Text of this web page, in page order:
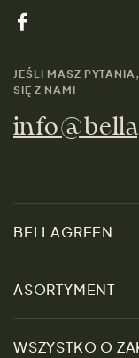
JEŚLI MASZ
SIĘ Z NAMI
BELLAGREEN
Zrównoważoność
ASORTYMENT
WSZYSTKO O